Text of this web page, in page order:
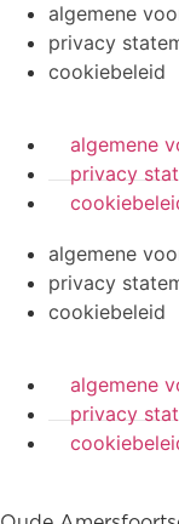
algemene
privacy
cookiebeleid
algemene
privacy
algemene
privacy
cookiebeleid
algemene
privacy